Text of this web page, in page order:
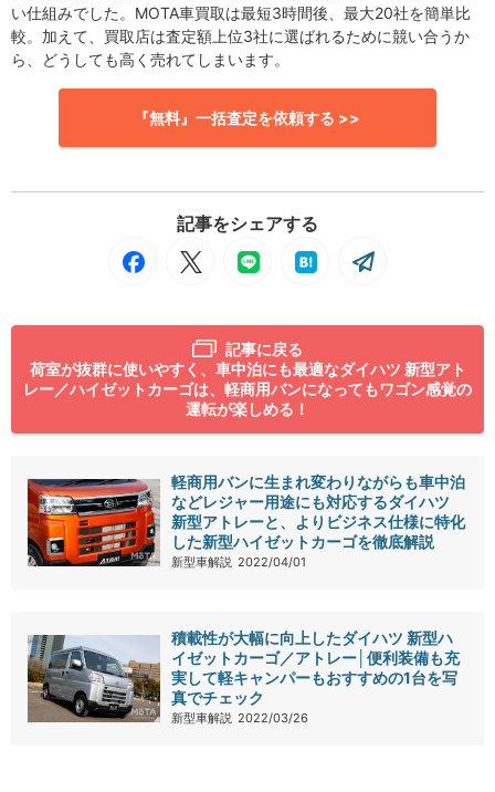
い仕組みでした。MOTA車買取は最短3時間後、最大20社を簡単比
較。加えて、買取店は査定額上位3社に選ばれるために競い合うか
ら、どうしても高く売れてしまいます。
『無料』一括査定を依頼する >>
記事をシェアする
記事に戻る
荷室が抜群に使いやすく、車中泊にも最適なダイハツ 新型アト
レー／ハイゼットカーゴは、軽商用バンになってもワゴン感覚の
運転が楽しめる！
軽商用バンに生まれ変わりながらも車中泊
などレジャー用途にも対応するダイハツ
新型アトレーと、よりビジネス仕様に特化
した新型ハイゼットカーゴを徹底解説
新型車解説 2022/04/01
積載性が大幅に向上したダイハツ 新型ハ
イゼットカーゴ／アトレー│便利装備も充
実して軽キャンパーもおすすめの1台を写
真でチェック
新型車解説 2022/03/26